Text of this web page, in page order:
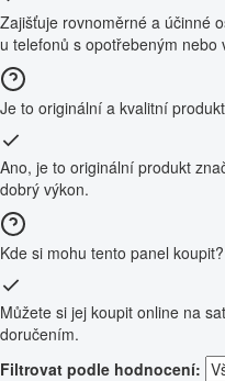
Zajišťuje rovnoměrné a účinné
u telefonů s opotřebeným nebo
Je to originální a kvalitní
Ano, je to originální produkt
dobrý výkon.
Kde si mohu tento panel koupit?
Můžete si jej koupit online na
doručením.
Filtrovat podle hodnocení: